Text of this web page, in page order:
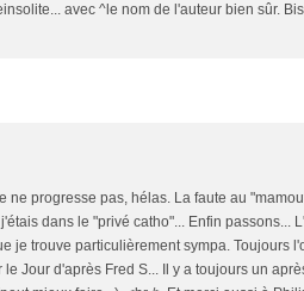
avec ^le nom de l'auteur bien sûr.
ne progresse pas, hélas. La faute au
dans le "privé catho"... Enfin passons...
je trouve particulièrement sympa. Toujours
Jour d'après Fred S... Il y a toujours un